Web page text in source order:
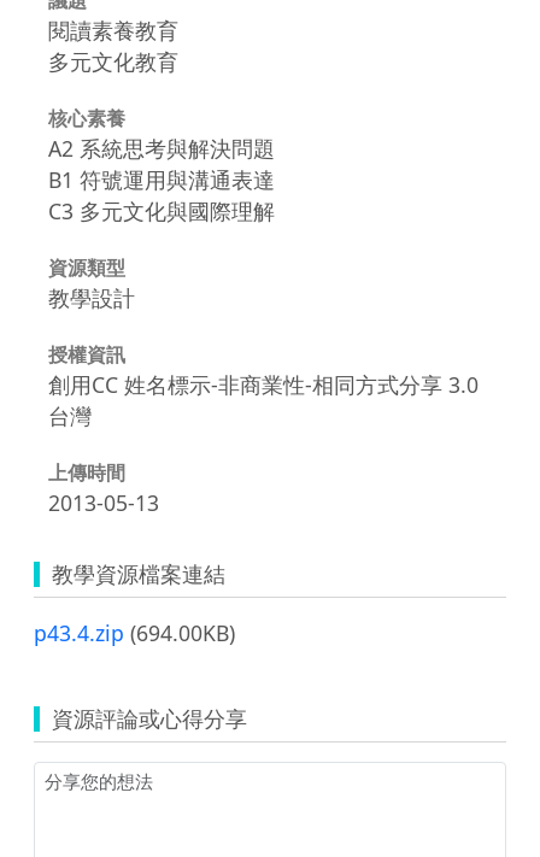
閱讀素養教育
多元文化教育
核心素養
A2 系統思考與解決問題
B1 符號運用與溝通表達
C3 多元文化與國際理解
資源類型
教學設計
授權資訊
創用CC 姓名標示-非商業性-相同方式分享 3.0
台灣
上傳時間
2013-05-13
教學資源檔案連結
p43.4.zip (694.00KB)
資源評論或心得分享